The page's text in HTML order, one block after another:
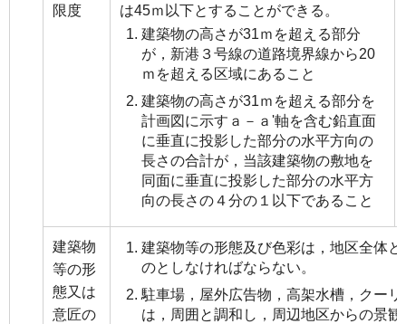
限度
は45ｍ以下とすることができる。
建築物の高さが31ｍを超える部分
が，新港３号線の道路境界線から20
ｍを超える区域にあること
建築物の高さが31ｍを超える部分を
計画図に示すａ－ａ'軸を含む鉛直面
に垂直に投影した部分の水平方向の
長さの合計が，当該建築物の敷地を
同面に垂直に投影した部分の水平方
向の長さの４分の１以下であること
建築物
等の形
態又は
意匠の
建築物等の形態及び色彩は，地区全体
のとしなければならない。
駐車場，屋外広告物，高架水槽，クー
は，周囲と調和し，周辺地区からの景